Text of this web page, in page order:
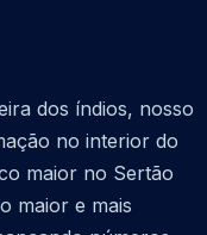
dos índios, nosso
no interior do
maior no Sertão
maior e mais